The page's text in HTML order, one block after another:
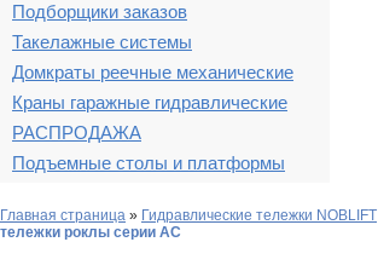
Подборщики заказов
Такелажные системы
Домкраты реечные механические
Краны гаражные гидравлические
РАСПРОДАЖА
Подъемные столы и платформы
Главная страница » Гидравлические тележки NOBLIFT
тележки роклы серии АС